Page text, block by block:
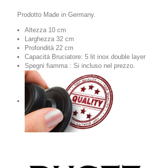
Prodotto Made in Germany.
Altezza 10 cm
Larghezza 32 cm
Profondità 22 cm
Capacitá Bruciatore: 5 lit inox double layer
Spegni fiamma : Si incluso nel prezzo.